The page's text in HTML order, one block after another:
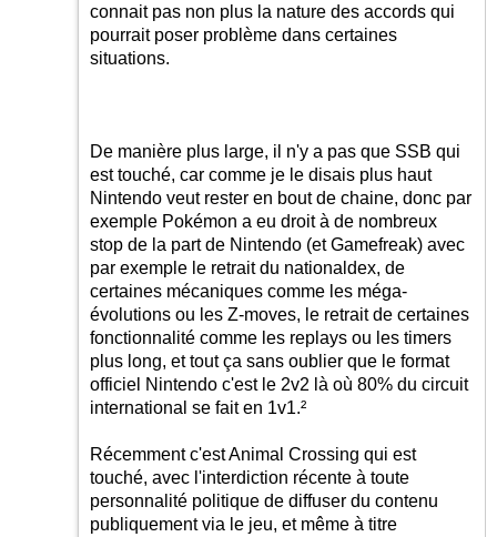
connait pas non plus la nature des accords qui
pourrait poser problème dans certaines
situations.
De manière plus large, il n'y a pas que SSB qui
est touché, car comme je le disais plus haut
Nintendo veut rester en bout de chaine, donc par
exemple Pokémon a eu droit à de nombreux
stop de la part de Nintendo (et Gamefreak) avec
par exemple le retrait du nationaldex, de
certaines mécaniques comme les méga-
évolutions ou les Z-moves, le retrait de certaines
fonctionnalité comme les replays ou les timers
plus long, et tout ça sans oublier que le format
officiel Nintendo c'est le 2v2 là où 80% du circuit
international se fait en 1v1.²
Récemment c'est Animal Crossing qui est
touché, avec l'interdiction récente à toute
personnalité politique de diffuser du contenu
publiquement via le jeu, et même à titre